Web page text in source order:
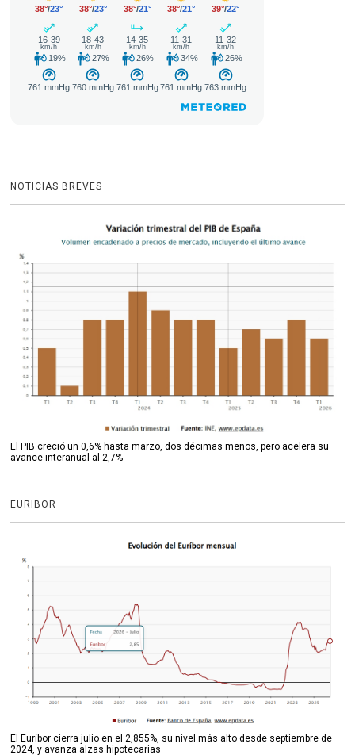
NOTICIAS BREVES
El PIB creció un 0,6% hasta marzo, dos décimas menos, pero acelera su
avance interanual al 2,7%
EURIBOR
El Euríbor cierra julio en el 2,855%, su nivel más alto desde septiembre de
2024, y avanza alzas hipotecarias